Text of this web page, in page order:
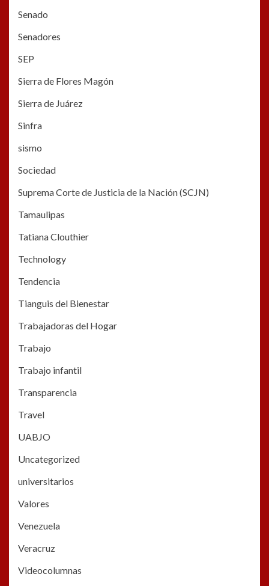
Senado
Senadores
SEP
Sierra de Flores Magón
Sierra de Juárez
Sinfra
sismo
Sociedad
Suprema Corte de Justicia de la Nación (SCJN)
Tamaulipas
Tatiana Clouthier
Technology
Tendencia
Tianguis del Bienestar
Trabajadoras del Hogar
Trabajo
Trabajo infantil
Transparencia
Travel
UABJO
Uncategorized
universitarios
Valores
Venezuela
Veracruz
Videocolumnas